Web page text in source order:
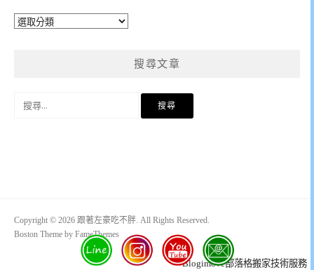
分
搜尋文章
Copyright © 2026 跟著左豪吃不胖. All Rights Reserved.
Boston Theme by FameThemes
Blogimove部落格搬家技術服務